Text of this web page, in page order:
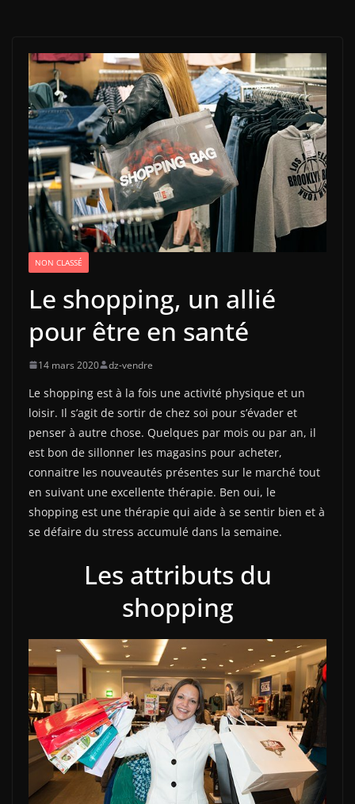
NON CLASSÉ
Le shopping, un allié
pour être en santé
14 mars 2020 dz-vendre
Le shopping est à la fois une activité physique et un
loisir. Il s’agit de sortir de chez soi pour s’évader et
penser à autre chose. Quelques par mois ou par an, il
est bon de sillonner les magasins pour acheter,
connaitre les nouveautés présentes sur le marché tout
en suivant une excellente thérapie. Ben oui, le
shopping est une thérapie qui aide à se sentir bien et à
se défaire du stress accumulé dans la semaine.
Les attributs du
shopping